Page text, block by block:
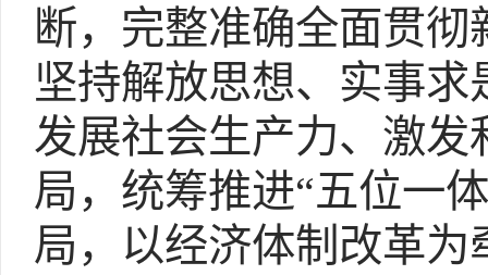
断，完整准确全面贯
坚持解放思想、实事
发展社会生产力、激
局，统筹推进“五位一
局，以经济体制改革